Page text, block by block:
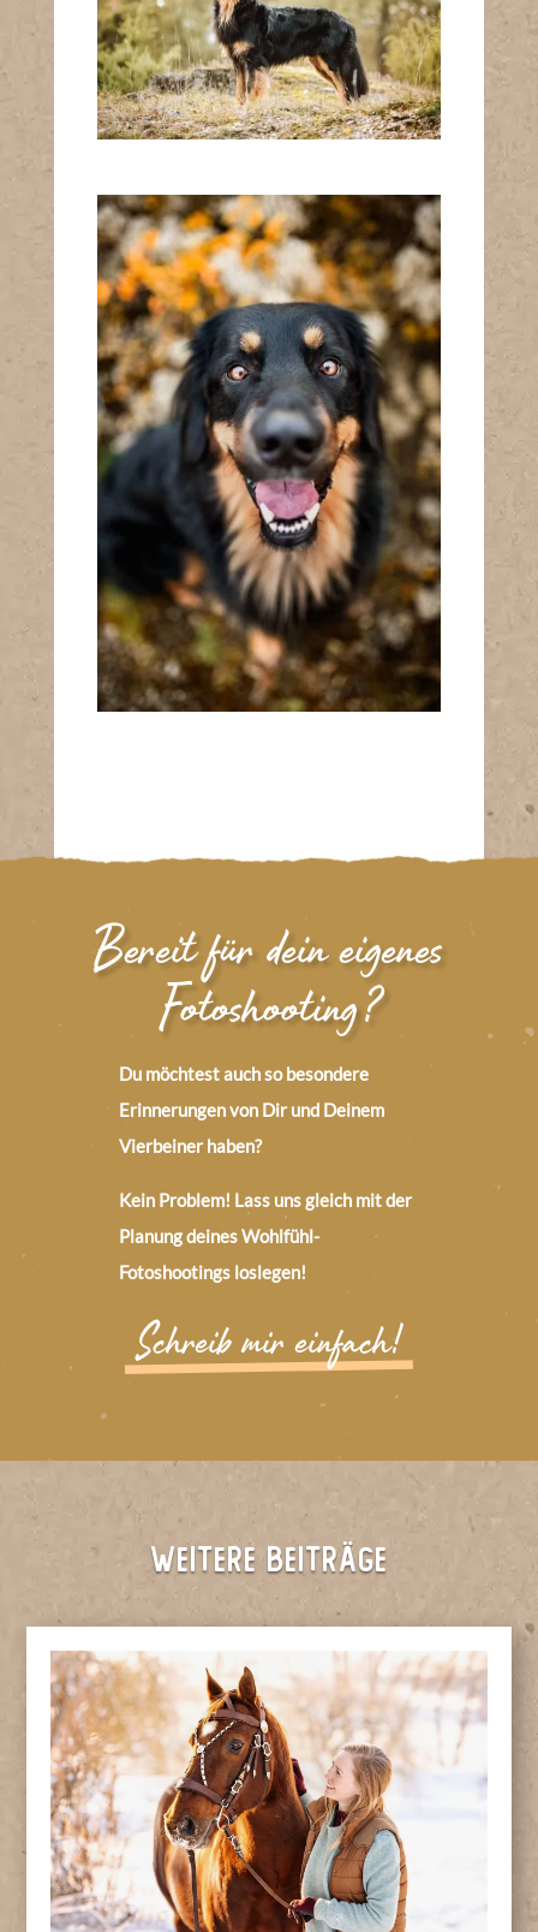
Bereit für dein eigenes
Fotoshooting?
Du möchtest auch so besondere
Erinnerungen von Dir und Deinem
Vierbeiner haben?
Kein Problem! Lass uns gleich mit der
Planung deines Wohlfühl-
Fotoshootings loslegen!
Schreib mir einfach!
WEITERE BEITRÄGE